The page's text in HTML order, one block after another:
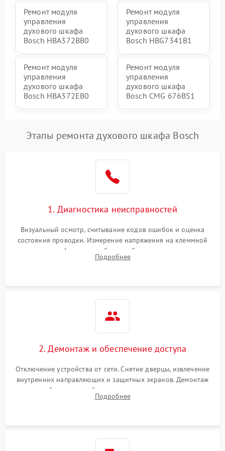
Ремонт модуля
управления
духового шкафа
Bosch HBA372BB0
Ремонт модуля
управления
духового шкафа
Bosch HBG7341B1
Ремонт модуля
управления
духового шкафа
Bosch HBA372EB0
Ремонт модуля
управления
духового шкафа
Bosch CMG 676BS1
Этапы ремонта духового шкафа Bosch
1. Диагностика неисправностей
Визуальный осмотр, считывание кодов ошибок и оценка
состояния проводки. Измерение напряжения на клеммной
колодке. Анализ жалоб на проблемы с нагревом,
конвекцией, панелью управления или блокировкой дверцы.
Подробнее
2. Демонтаж и обеспечение доступа
Отключение устройства от сети. Снятие дверцы, извлечение
внутренних направляющих и защитных экранов. Демонтаж
задней или верхней панели для прямого доступа к
нагревательным элементам, плате и вентиляторам.
Подробнее